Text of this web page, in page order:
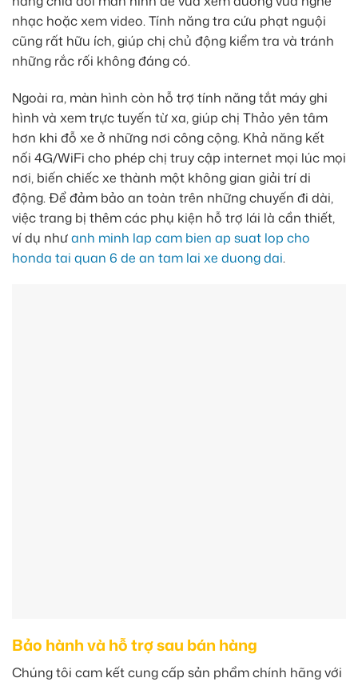
nhạc hoặc xem video. Tính năng tra cứu phạt nguội
cũng rất hữu ích, giúp chị chủ động kiểm tra và tránh
những rắc rối không đáng có.
Ngoài ra, màn hình còn hỗ trợ tính năng tắt máy ghi
hình và xem trực tuyến từ xa, giúp chị Thảo yên tâm
hơn khi đỗ xe ở những nơi công cộng. Khả năng kết
nối 4G/WiFi cho phép chị truy cập internet mọi lúc mọi
nơi, biến chiếc xe thành một không gian giải trí di
động. Để đảm bảo an toàn trên những chuyến đi dài,
việc trang bị thêm các phụ kiện hỗ trợ lái là cần thiết,
ví dụ nhưanh minh lap cam bien ap suat lop cho
honda tai quan 6 de an tam lai xe duong dai.
Bảo hành và hỗ trợ sau bán hàng
Chúng tôi cam kết cung cấp sản phẩm chính hãng với